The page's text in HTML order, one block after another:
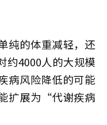
纯的体重减轻，还
约4000人的大规模
病风险降低的可能
扩展为“代谢疾病